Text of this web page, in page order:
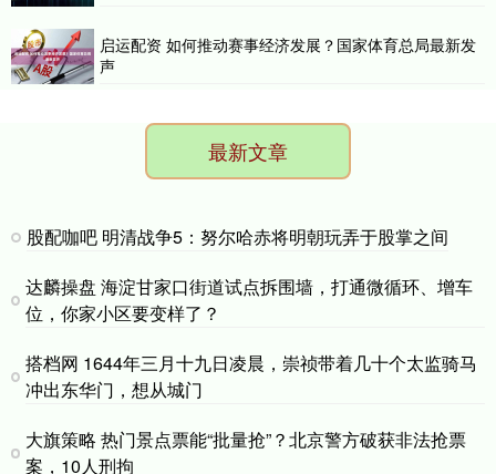
启运配资 如何推动赛事经济发展？国家体育总局最新发
声
最新文章
股配咖吧 明清战争5：努尔哈赤将明朝玩弄于股掌之间
达麟操盘 海淀甘家口街道试点拆围墙，打通微循环、增车
位，你家小区要变样了？
搭档网 1644年三月十九日凌晨，崇祯带着几十个太监骑马
冲出东华门，想从城门
大旗策略 热门景点票能“批量抢”？北京警方破获非法抢票
案，10人刑拘